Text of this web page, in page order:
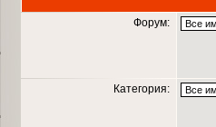
Форум:
Категория: